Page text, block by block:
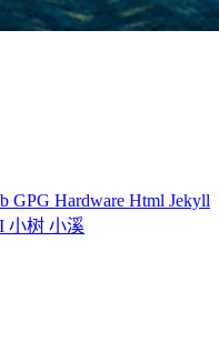
GPG Hardware Html Jekyll
小树 小溪